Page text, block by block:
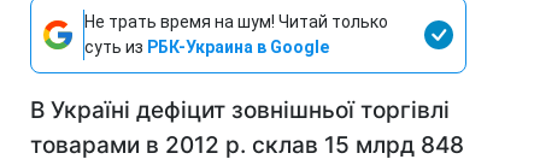
Не трать время на шум! Читай только
суть из РБК-Украина в Google
В Україні дефіцит зовнішньої торгівлі
товарами в 2012 р. склав 15 млрд 848